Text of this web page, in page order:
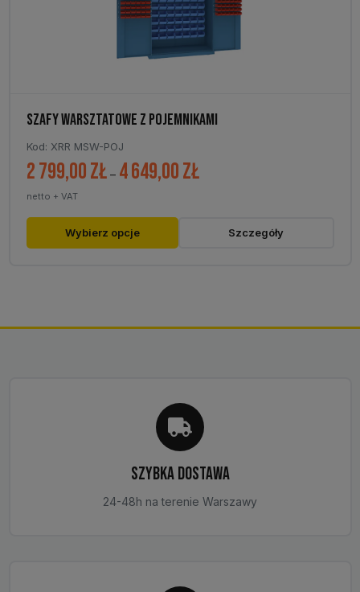
SZAFY WARSZTATOWE Z POJEMNIKAMI
Kod: XRR MSW-POJ
2 799,00zł – 4 649,00zł
netto + VAT
Wybierz opcje
Ten
produkt
można
Szczegóły
SZYBKA DOSTAWA
24-48h na terenie Warszawy